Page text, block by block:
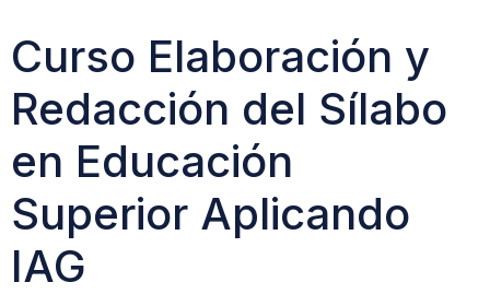
Curso Elaboración y
Redacción del Sílabo
en Educación
Superior Aplicando
IAG